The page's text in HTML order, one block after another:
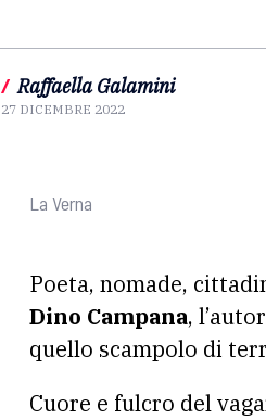
/ Raffaella Galamini
27 DICEMBRE 2022
La Verna
Poeta, nomade,
Dino Campana,
quello scampolo di
Cuore e fulcro del